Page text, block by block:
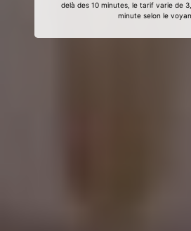
delà des 10 minutes, le tarif varie de
minute selon le